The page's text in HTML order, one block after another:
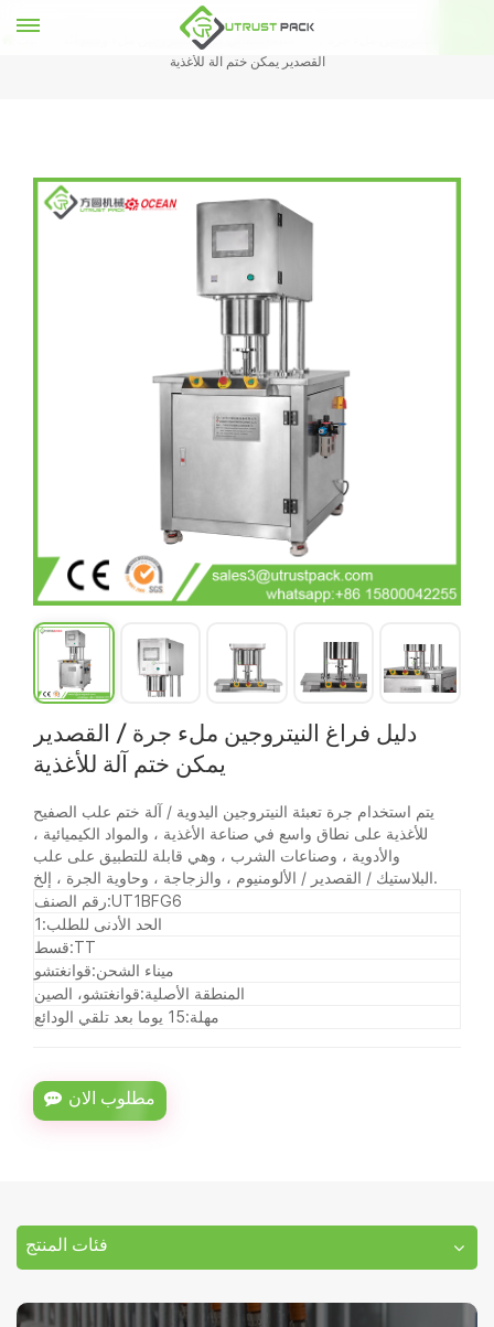
شبه التلقائي فراغ النيتروجين ملء وختم آلة
القصدير يمكن ختم آلة للأغذية
دليل فراغ النيتروجين ملء جرة / القصدير
يمكن ختم آلة للأغذية
يتم استخدام جرة تعبئة النيتروجين اليدوية / آلة ختم علب الصفيح
للأغذية على نطاق واسع في صناعة الأغذية ، والمواد الكيميائية ،
والأدوية ، وصناعات الشرب ، وهي قابلة للتطبيق على علب
البلاستيك / القصدير / الألومنيوم ، والزجاجة ، وحاوية الجرة ، إلخ.
رقم الصنف:UT1BFG6
الحد الأدنى للطلب:1
قسط:TT
ميناء الشحن:قوانغتشو
المنطقة الأصلية:قوانغتشو، الصين
مهلة:15 يوما بعد تلقي الودائع
مطلوب الان
فئات المنتج